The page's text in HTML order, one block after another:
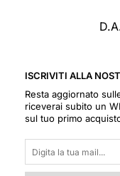
ISCRIVITI ALLA
Resta aggiornato
riceverai subito un
sul tuo primo